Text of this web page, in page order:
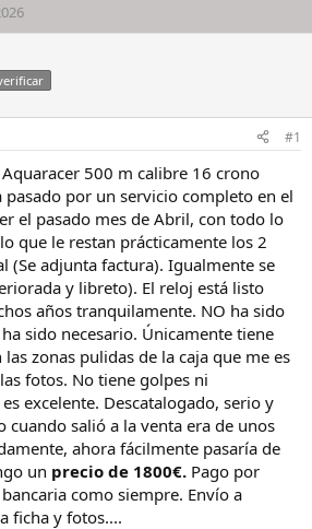
#1
500 m calibre 16 crono
por un servicio completo en el
el pasado mes de Abril, con todo lo
que le restan prácticamente los 2
(Se adjunta factura). Igualmente se
y libreto). El reloj está listo
años tranquilamente. NO ha sido
sido necesario. Únicamente tiene
zonas pulidas de la caja que me es
fotos. No tiene golpes ni
excelente. Descatalogado, serio y
cuando salió a la venta era de unos
ahora fácilmente pasaría de
un precio de 1800€. Pago por
como siempre. Envío a
ficha y fotos....